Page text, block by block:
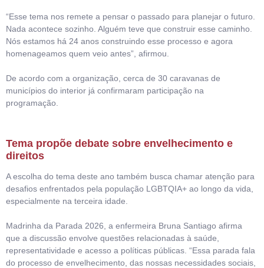
“Esse tema nos remete a pensar o passado para planejar o futuro.
Nada acontece sozinho. Alguém teve que construir esse caminho.
Nós estamos há 24 anos construindo esse processo e agora
homenageamos quem veio antes”, afirmou.
De acordo com a organização, cerca de 30 caravanas de
municípios do interior já confirmaram participação na
programação.
Tema propõe debate sobre envelhecimento e
direitos
A escolha do tema deste ano também busca chamar atenção para
desafios enfrentados pela população LGBTQIA+ ao longo da vida,
especialmente na terceira idade.
Madrinha da Parada 2026, a enfermeira Bruna Santiago afirma
que a discussão envolve questões relacionadas à saúde,
representatividade e acesso a políticas públicas. “Essa parada fala
do processo de envelhecimento, das nossas necessidades sociais,